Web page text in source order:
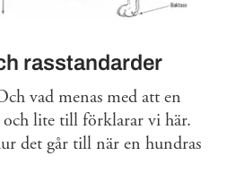
rasstandarder
vad menas med att en
och lite till förklarar vi här.
det går till när en hundras